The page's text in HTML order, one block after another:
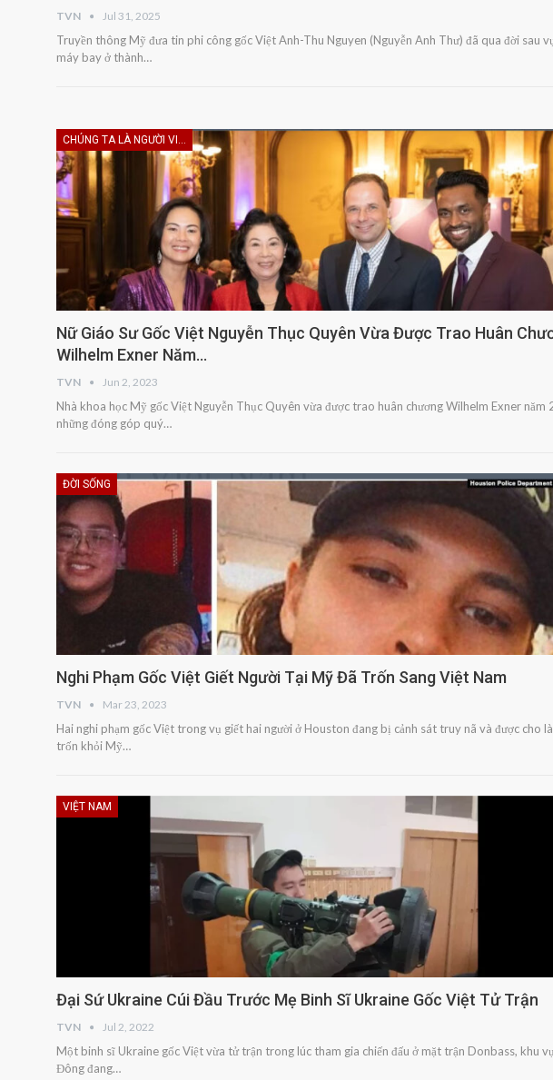
TVN Jul 31, 2025
Truyền thông Mỹ đưa tin phi công gốc Việt Anh-Thu Nguyen (Nguyễn Anh Thư) đã qua đời sau
máy bay ở thành…
CHÚNG TA LÀ NGƯỜI VIỆT
Nữ Giáo Sư Gốc Việt Nguyễn Thục Quyên Vừa Được Trao Huân
Wilhelm Exner Năm…
TVN Jun 2, 2023
Nhà khoa học Mỹ gốc Việt Nguyễn Thục Quyên vừa được trao huân chương Wilhelm Exner năm
những đóng góp quý…
ĐỜI SỐNG
Nghi Phạm Gốc Việt Giết Người Tại Mỹ Đã Trốn Sang Việt Nam
TVN Mar 23, 2023
Hai nghi phạm gốc Việt trong vụ giết hai người ở Houston đang bị cảnh sát truy nã và được cho
trốn khỏi Mỹ…
VIỆT NAM
Đại Sứ Ukraine Cúi Đầu Trước Mẹ Binh Sĩ Ukraine Gốc Việt Tử Trận
TVN Jul 2, 2022
Một binh sĩ Ukraine gốc Việt vừa tử trận trong lúc tham gia chiến đấu ở mặt trận Donbass, khu
Đông đang…